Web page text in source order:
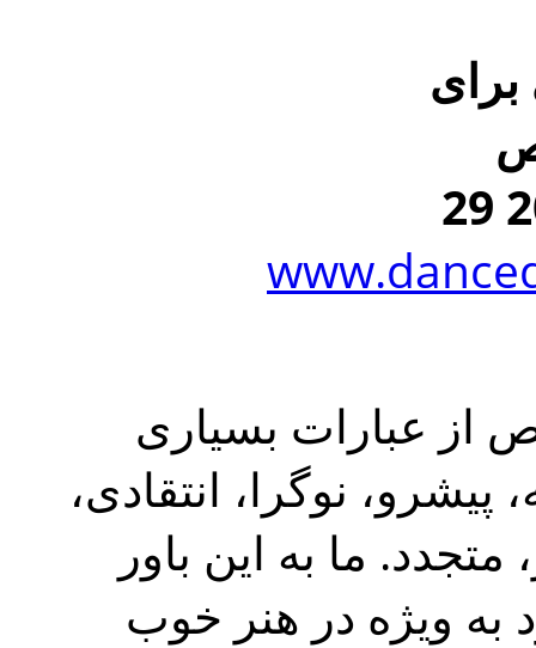
از عبارات بسیاری
پیشرو، نوگرا، انتقادی،
متجدد. ما به این باور
به ویژه در هنر خوب